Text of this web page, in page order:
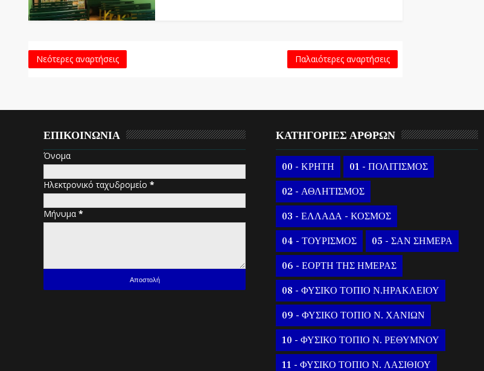
Νεότερες αναρτήσεις Παλαιότερες αναρτήσεις
ΕΠΙΚΟΙΝΩΝΙΑ
Όνομα
Ηλεκτρονικό ταχυδρομείο *
Μήνυμα *
ΚΑΤΗΓΟΡΙΕΣ ΑΡΘΡΩΝ
00 - ΚΡΗΤΗ 01 - ΠΟΛΙΤΙΣΜΟΣ
02 - ΑΘΛΗΤΙΣΜΟΣ
03 - ΕΛΛΑΔΑ - ΚΟΣΜΟΣ
04 - ΤΟΥΡΙΣΜΟΣ 05 - ΣΑΝ ΣΗΜΕΡΑ
06 - ΕΟΡΤΗ ΤΗΣ ΗΜΕΡΑΣ
08 - ΦΥΣΙΚΟ ΤΟΠΙΟ Ν.ΗΡΑΚΛΕΙΟΥ
09 - ΦΥΣΙΚΟ ΤΟΠΙΟ Ν. ΧΑΝΙΩΝ
10 - ΦΥΣΙΚΟ ΤΟΠΙΟ Ν. ΡΕΘΥΜΝΟΥ
11 - ΦΥΣΙΚΟ ΤΟΠΙΟ Ν. ΛΑΣΙΘΙΟΥ